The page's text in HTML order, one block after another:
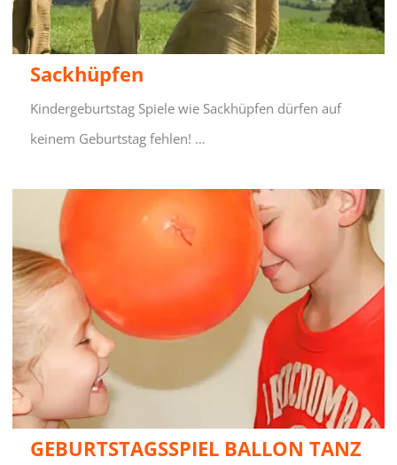
Sackhüpfen
Kindergeburtstag Spiele wie Sackhüpfen dürfen auf
keinem Geburtstag fehlen! …
GEBURTSTAGSSPIEL BALLON TANZ